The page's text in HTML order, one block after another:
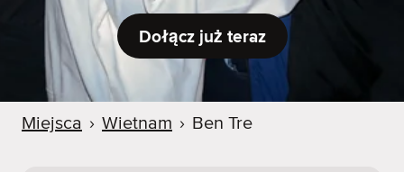
Dołącz już teraz
Miejsca › Wietnam › Ben Tre